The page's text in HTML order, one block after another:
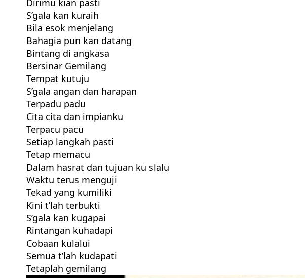
Dirimu kian pasti
S’gala kan kuraih
Bila esok menjelang
Bahagia pun kan datang
Bintang di angkasa
Bersinar Gemilang
Tempat kutuju
S’gala angan dan harapan
Terpadu padu
Cita cita dan impianku
Terpacu pacu
Setiap langkah pasti
Tetap memacu
Dalam hasrat dan tujuan ku slalu
Waktu terus menguji
Tekad yang kumiliki
Kini t’lah terbukti
S’gala kan kugapai
Rintangan kuhadapi
Cobaan kulalui
Semua t’lah kudapati
Tetaplah gemilang